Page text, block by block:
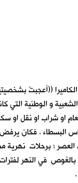
((أعجبتُ
و الوطنية التي
او شراب او نقل او
البسطاء . فكان
العصر ؛ برحلات نهرية
في النهر